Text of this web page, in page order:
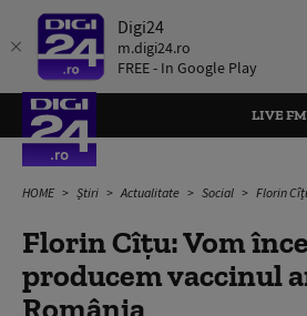
Digi24
m.digi24.ro
FREE - In Google Play
LIVE FM
HOME Știri Actualitate Social Florin Cîțu:
Florin Cîțu: Vom
producem vaccinul